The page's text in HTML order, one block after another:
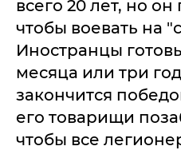
всего 20 лет, но
чтобы воевать на
Иностранцы
месяца или три
закончится
его товарищи
чтобы все